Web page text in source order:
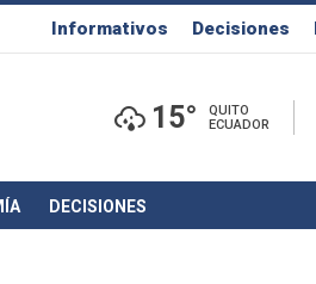
Informativos Decisiones
15°
QUITO
ECUADOR
DECISIONES